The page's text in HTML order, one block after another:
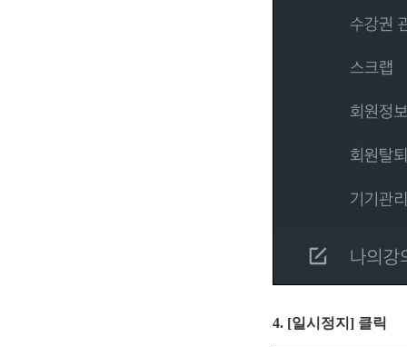
4. [일시정지] 클릭